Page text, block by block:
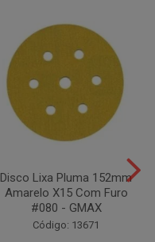
Disco Lixa Pluma 152mm
Amarelo X15 Com Furo
#080 - GMAX
Código: 13671